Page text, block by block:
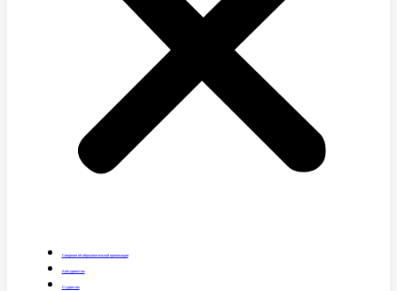
Сведения об образовательной организации
Абитуриентам
Студентам